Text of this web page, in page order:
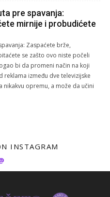
pre spavanja:
mirnije i probudićete
Zaspaćete brže,
se zašto ovo niste počeli
bi da promeni način na koji
reklama između dve televizijske
nikakvu opremu, a može da učini
INSTAGRAM